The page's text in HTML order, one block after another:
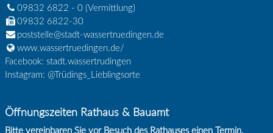
09832 6822 - 0(Vermittlung)
09832 6822-30
poststelle@stadt-wassertruedingen.de
www.wassertruedingen.de/
Facebook: stadt.wassertrudingen
Instagram: @Trüdings_Lieblingsorte
Öffnungszeiten Rathaus & Bauamt
Bitte vereinbaren Sie vor Besuch des Rathauses einen Termin.